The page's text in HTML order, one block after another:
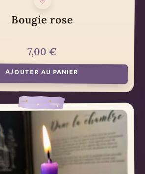
Bougie rose
7,00 €
AJOUTER AU PANIER